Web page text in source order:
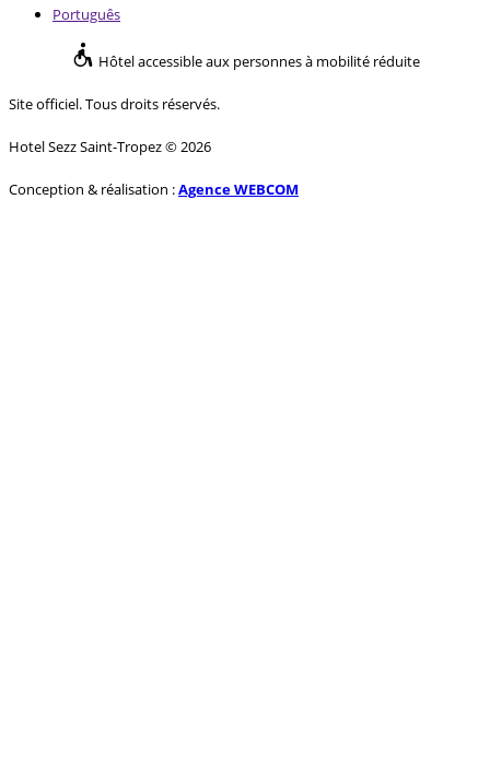
Português
Hôtel accessible aux personnes à mobilité réduite
Site officiel. Tous droits réservés.
Hotel Sezz Saint-Tropez © 2026
Conception & réalisation :Agence WEBCOM